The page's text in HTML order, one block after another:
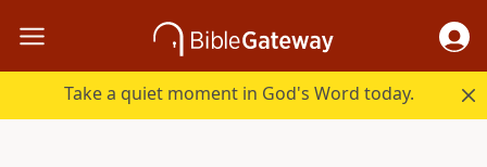
Take a quiet moment in God's Word today.